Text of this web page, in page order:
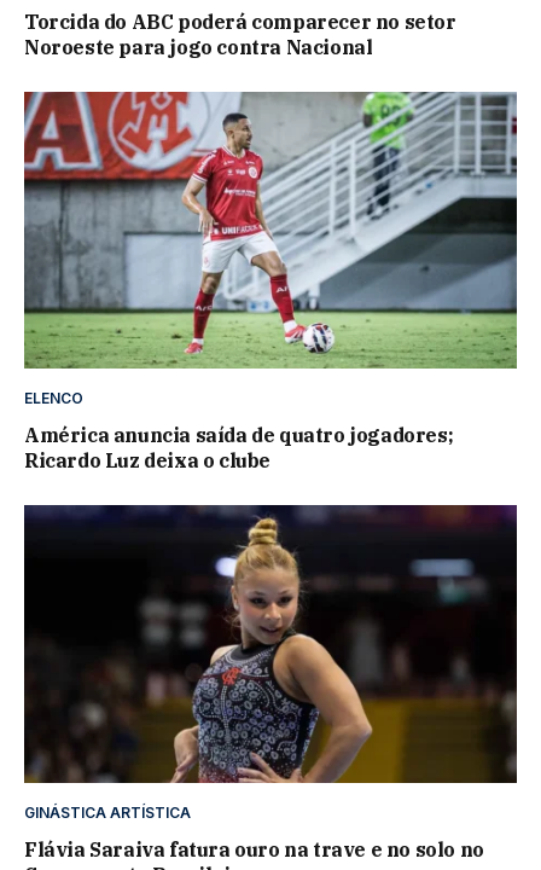
Torcida do ABC poderá comparecer no setor
Noroeste para jogo contra Nacional
ELENCO
América anuncia saída de quatro jogadores;
Ricardo Luz deixa o clube
GINÁSTICA ARTÍSTICA
Flávia Saraiva fatura ouro na trave e no solo no